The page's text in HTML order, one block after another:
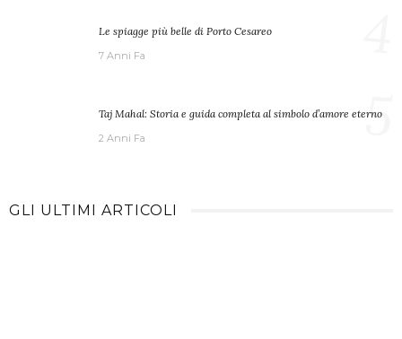
Le spiagge più belle di Porto Cesareo
7 Anni Fa
Taj Mahal: Storia e guida completa al simbolo d’amore eterno
2 Anni Fa 5
GLI ULTIMI ARTICOLI